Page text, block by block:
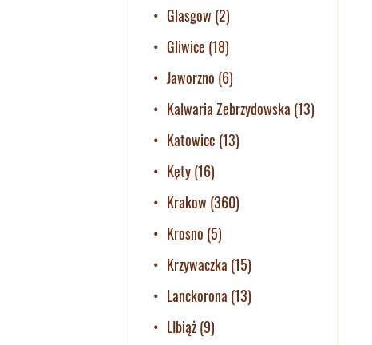
Glasgow (2)
Gliwice (18)
Jaworzno (6)
Kalwaria Zebrzydowska (13)
Katowice (13)
Kęty(16)
Krakow (360)
Krosno (5)
Krzywaczka (15)
Lanckorona (13)
LIbiąż(9)